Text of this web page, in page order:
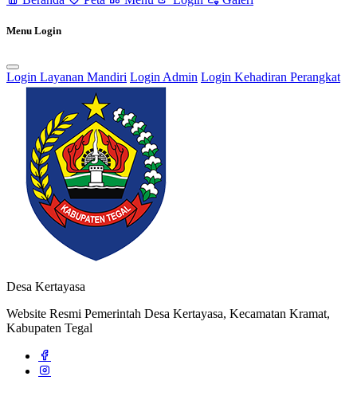
Rencana Pembangunan Jangka Menengah Desa (RPJMDes) dan
Rencana Kerja Pembangunan Desa (RKPDes)
Pendaftaran Kartu Prakerja Gratis oleh Tim Kita Kompeten di Desa
Kertayasa 24 Juni 2022
Menu Login
Login Layanan Mandiri Login Admin Login Kehadiran Perangkat
Desa Kertayasa
Website Resmi Pemerintah Desa Kertayasa, Kecamatan Kramat,
Kabupaten Tegal